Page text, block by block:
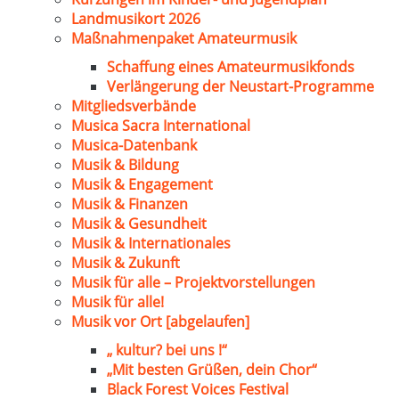
Landmusikort 2026
Maßnahmenpaket Amateurmusik
Schaffung eines Amateurmusikfonds
Verlängerung der Neustart-Programme
Mitgliedsverbände
Musica Sacra International
Musica-Datenbank
Musik & Bildung
Musik & Engagement
Musik & Finanzen
Musik & Gesundheit
Musik & Internationales
Musik & Zukunft
Musik für alle – Projektvorstellungen
Musik für alle!
Musik vor Ort [abgelaufen]
„ kultur? bei uns !“
„Mit besten Grüßen, dein Chor“
Black Forest Voices Festival